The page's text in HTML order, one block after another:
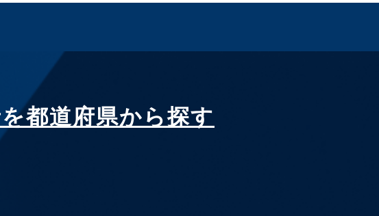
都道府県から探す